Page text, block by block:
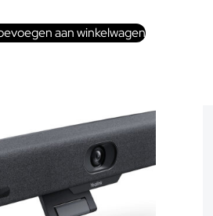
aan winkelwagen